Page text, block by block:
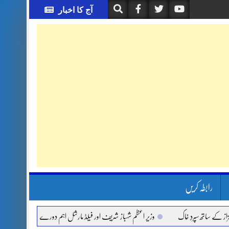
آج کا اخبار
رابطہ کریں
ساتھ سپردِ خاک وزیر اعظم شہباز شریف اور فیلڈ مارشل اہم دورے پر سعودی عرب روانہ